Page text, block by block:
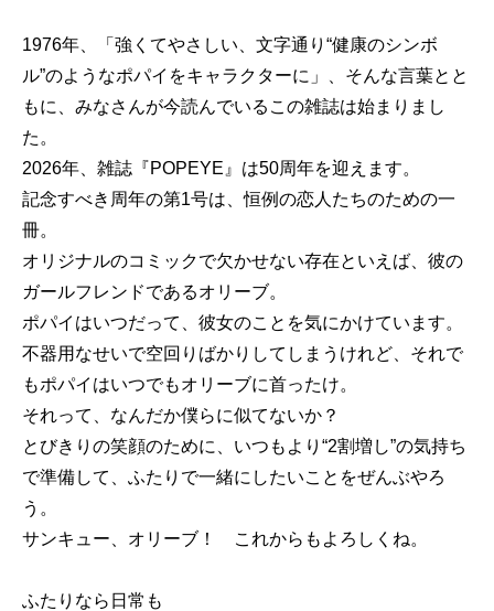
1976年、「強くてやさしい、文字通り“健康のシンボ
ル”のようなポパイをキャラクターに」、そんな言葉とと
もに、みなさんが今読んでいるこの雑誌は始まりまし
た。
2026年、雑誌『POPEYE』は50周年を迎えます。
記念すべき周年の第1号は、恒例の恋人たちのための一
冊。
オリジナルのコミックで欠かせない存在といえば、彼の
ガールフレンドであるオリーブ。
ポパイはいつだって、彼女のことを気にかけています。
不器用なせいで空回りばかりしてしまうけれど、それで
もポパイはいつでもオリーブに首ったけ。
それって、なんだか僕らに似てないか？
とびきりの笑顔のために、いつもより“2割増し”の気持ち
で準備して、ふたりで一緒にしたいことをぜんぶやろ
う。
サンキュー、オリーブ！ これからもよろしくね。
ふたりなら日常も